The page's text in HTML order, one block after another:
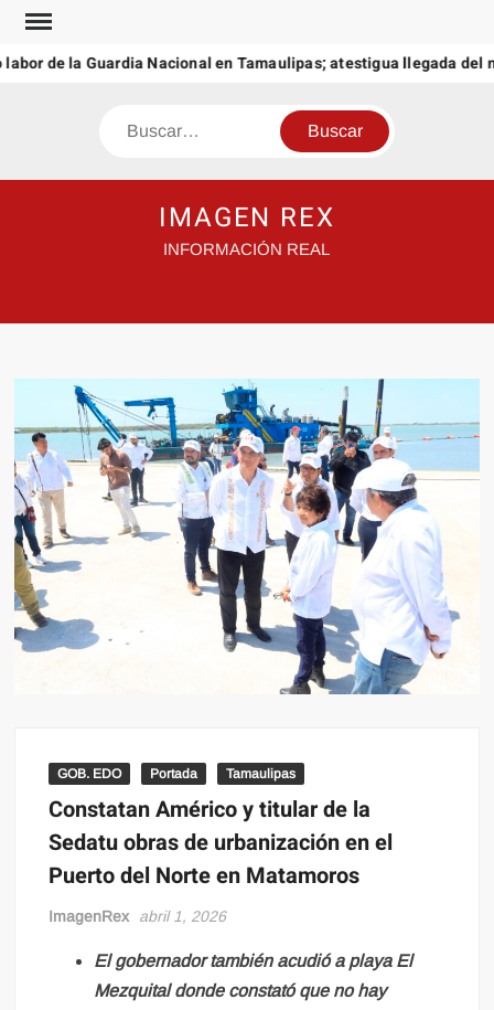
Saltar
contenido
de la Guardia Nacional en Tamaulipas; atestigua llegada del
Buscar
IMAGEN REX
INFORMACIÓN REAL
GOB. EDO Portada Tamaulipas
Constatan Américo y titular de la
Sedatu obras de urbanización en el
Puerto del Norte en Matamoros
ImagenRex abril 1, 2026
El gobernador también acudió a playa El
Mezquital donde constató que no hay